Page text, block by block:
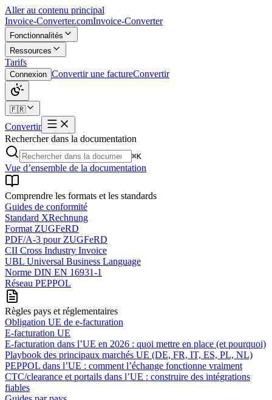
Aller au contenu principal
Invoice-Converter.comInvoice-Converter
Fonctionnalités
Ressources
Tarifs
Connexion Convertir une factureConvertir
🇫🇷
Convertir
Rechercher dans la documentation
⌘K
Vue d’ensemble de la documentation
Comprendre les formats et les standards
Guides de conformité
Standard XRechnung
Format ZUGFeRD
PDF/A-3 pour ZUGFeRD
CII Cross Industry Invoice
UBL Universal Business Language
Norme DIN EN 16931-1
Réseau PEPPOL
Règles pays et réglementaires
Obligation UE de e-facturation
E-facturation UE
E‑facturation dans l’UE en 2026 : quoi mettre en place (et pourquoi)
Playbook des principaux marchés UE (DE, FR, IT, ES, PL, NL)
PEPPOL dans l’UE : comment l’échange fonctionne vraiment
CTC/clearance et portails dans l’UE : construire des intégrations
fiables